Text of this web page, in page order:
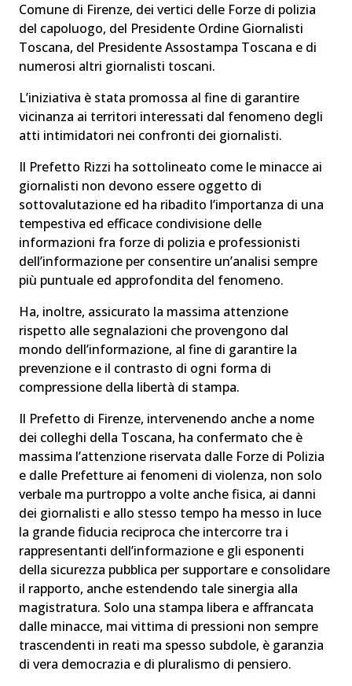
Comune di Firenze, dei vertici delle Forze di polizia
del capoluogo, del Presidente Ordine Giornalisti
Toscana, del Presidente Assostampa Toscana e di
numerosi altri giornalisti toscani.
L’iniziativa è stata promossa al fine di garantire
vicinanza ai territori interessati dal fenomeno degli
atti intimidatori nei confronti dei giornalisti.
Il Prefetto Rizzi ha sottolineato come le minacce ai
giornalisti non devono essere oggetto di
sottovalutazione ed ha ribadito l’importanza di una
tempestiva ed efficace condivisione delle
informazioni fra forze di polizia e professionisti
dell’informazione per consentire un’analisi sempre
più puntuale ed approfondita del fenomeno.
Ha, inoltre, assicurato la massima attenzione
rispetto alle segnalazioni che provengono dal
mondo dell’informazione, al fine di garantire la
prevenzione e il contrasto di ogni forma di
compressione della libertà di stampa.
Il Prefetto di Firenze, intervenendo anche a nome
dei colleghi della Toscana, ha confermato che è
massima l’attenzione riservata dalle Forze di Polizia
e dalle Prefetture ai fenomeni di violenza, non solo
verbale ma purtroppo a volte anche fisica, ai danni
dei giornalisti e allo stesso tempo ha messo in luce
la grande fiducia reciproca che intercorre tra i
rappresentanti dell’informazione e gli esponenti
della sicurezza pubblica per supportare e consolidare
il rapporto, anche estendendo tale sinergia alla
magistratura. Solo una stampa libera e affrancata
dalle minacce, mai vittima di pressioni non sempre
trascendenti in reati ma spesso subdole, è garanzia
di vera democrazia e di pluralismo di pensiero.